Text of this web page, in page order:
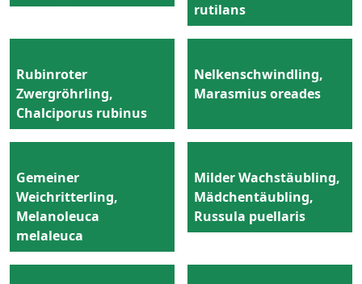
rutilans
Rubinroter
Zwergröhrling,
Chalciporus rubinus
Nelkenschwindling,
Marasmius oreades
Gemeiner
Weichritterling,
Melanoleuca
melaleuca
Milder Wachstäubling,
Mädchentäubling,
Russula puellaris